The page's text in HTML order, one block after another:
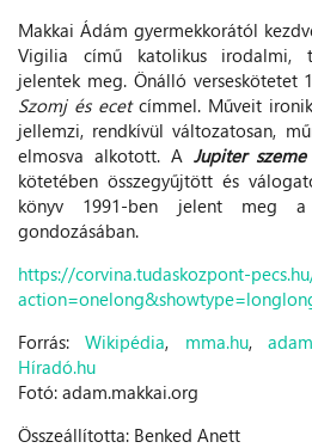
Makkai Ádám gyermekkorától
Vigilia című katolikus irodalmi,
jelentek meg. Önálló verseskötetet
Szomj és ecetcímmel. Műveit
jellemzi, rendkívül változatosan,
elmosva alkotott. A Jupiter szeme
kötetében összegyűjtött és
könyv 1991-ben jelent meg a
gondozásában.
https://corvina.tudaskozpont-
Forrás:Wikipédia, mma.hu,
Híradó.hu
Fotó: adam.makkai.org
Összeállította: Benked Anett